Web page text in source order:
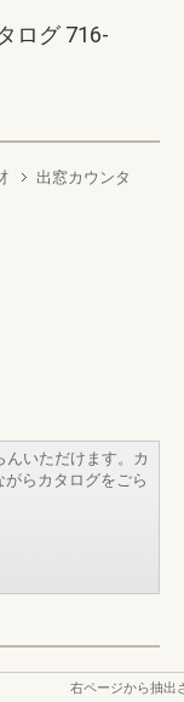
ログ 716-
出窓カウンタ
んいただけます。カ
らカタログをごら
右ページから抽出